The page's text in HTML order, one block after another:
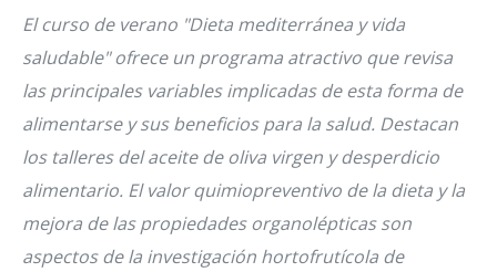
El curso de verano "Dieta mediterránea y vida
saludable" ofrece un programa atractivo que revisa
las principales variables implicadas de esta forma de
alimentarse y sus beneficios para la salud. Destacan
los talleres del aceite de oliva virgen y desperdicio
alimentario. El valor quimiopreventivo de la dieta y la
mejora de las propiedades organolépticas son
aspectos de la investigación hortofrutícola de